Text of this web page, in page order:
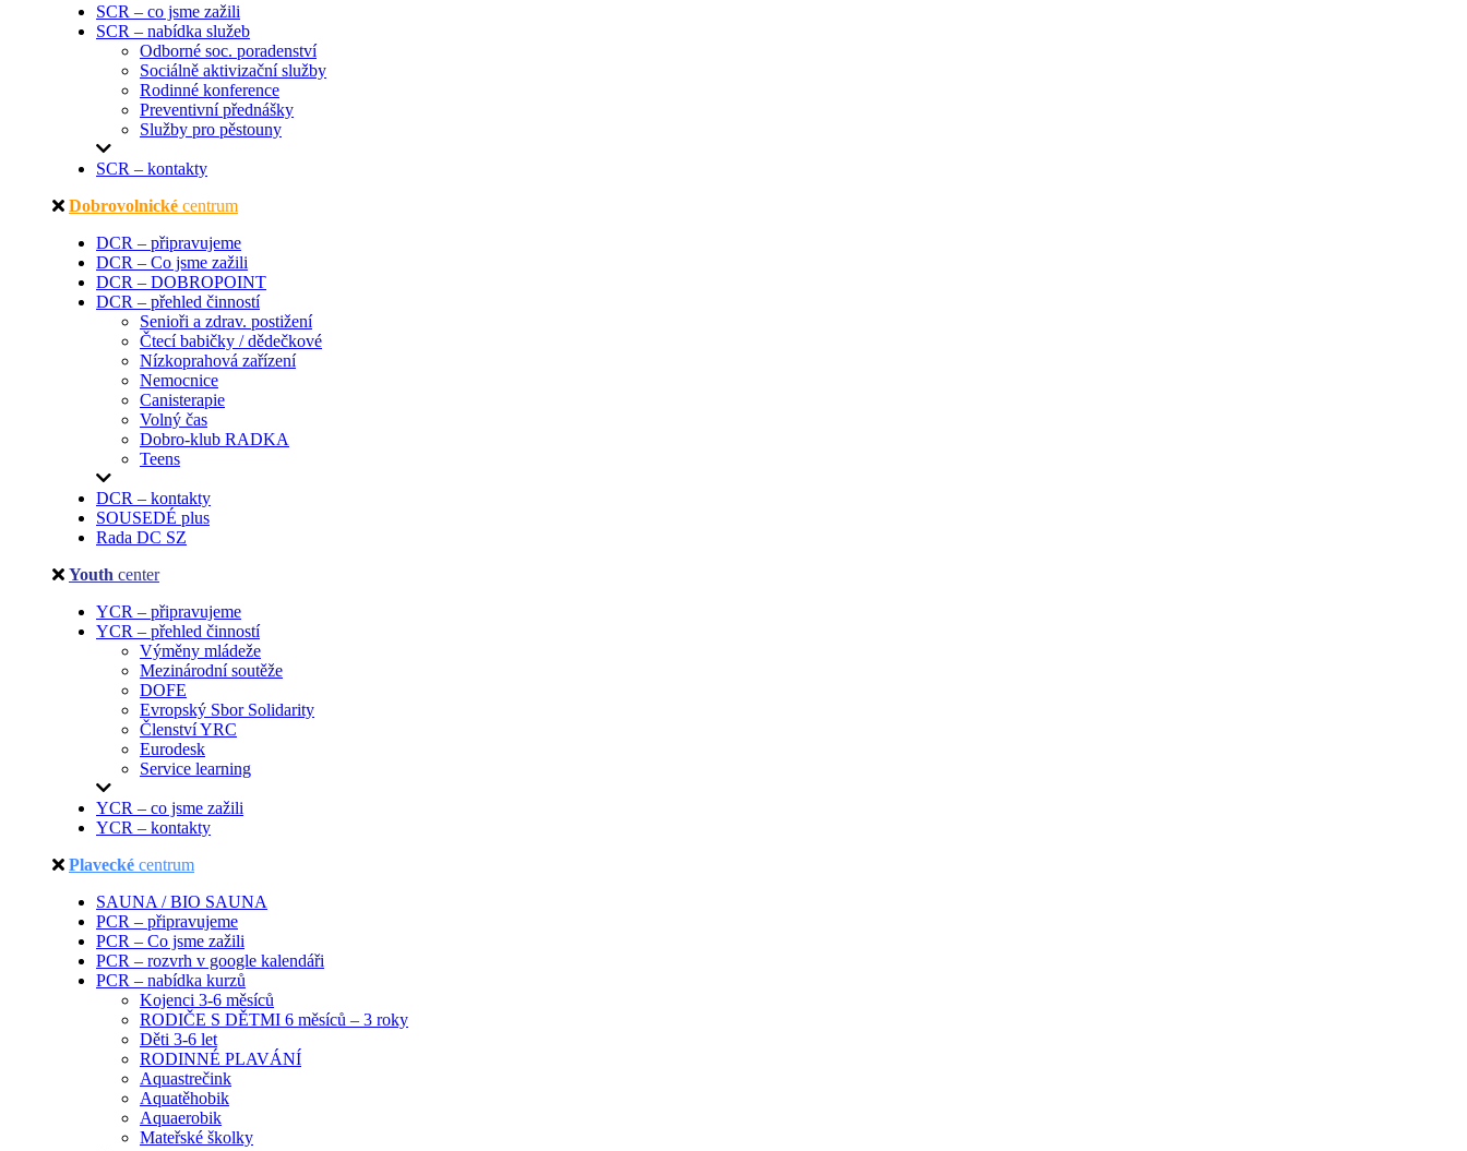
SCR – co jsme zažili
SCR – nabídka služeb
Odborné soc. poradenství
Sociálně aktivizační služby
Rodinné konference
Preventivní přednášky
Služby pro pěstouny
SCR – kontakty
Dobrovolnické centrum
DCR – připravujeme
DCR – Co jsme zažili
DCR – DOBROPOINT
DCR – přehled činností
Senioři a zdrav. postižení
Čtecí babičky / dědečkové
Nízkoprahová zařízení
Nemocnice
Canisterapie
Volný čas
Dobro-klub RADKA
Teens
DCR – kontakty
SOUSEDÉ plus
Rada DC SZ
Youth center
YCR – připravujeme
YCR – přehled činností
Výměny mládeže
Mezinárodní soutěže
DOFE
Evropský Sbor Solidarity
Členství YRC
Eurodesk
Service learning
YCR – co jsme zažili
YCR – kontakty
Plavecké centrum
SAUNA / BIO SAUNA
PCR – připravujeme
PCR – Co jsme zažili
PCR – rozvrh v google kalendáři
PCR – nabídka kurzů
Kojenci 3-6 měsíců
RODIČE S DĚTMI 6 měsíců – 3 roky
Děti 3-6 let
RODINNÉ PLAVÁNÍ
Aquastrečink
Aquatěhobik
Aquaerobik
Mateřské školky